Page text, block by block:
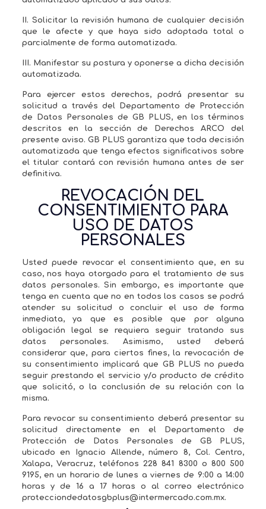
II. Solicitar la revisión humana de cualquier decisión
que le afecte y que haya sido adoptada total o
parcialmente de forma automatizada.
III. Manifestar su postura y oponerse a dicha decisión
automatizada.
Para ejercer estos derechos, podrá presentar su
solicitud a través del Departamento de Protección
de Datos Personales de GB PLUS, en los términos
descritos en la sección de Derechos ARCO del
presente aviso. GB PLUS garantiza que toda decisión
automatizada que tenga efectos significativos sobre
el titular contará con revisión humana antes de ser
definitiva.
REVOCACIÓN DEL
CONSENTIMIENTO PARA
USO DE DATOS
PERSONALES
Usted puede revocar el consentimiento que, en su
caso, nos haya otorgado para el tratamiento de sus
datos personales. Sin embargo, es importante que
tenga en cuenta que no en todos los casos se podrá
atender su solicitud o concluir el uso de forma
inmediata, ya que es posible que por alguna
obligación legal se requiera seguir tratando sus
datos personales. Asimismo, usted deberá
considerar que, para ciertos fines, la revocación de
su consentimiento implicará que GB PLUS no pueda
seguir prestando el servicio y/o producto de crédito
que solicitó, o la conclusión de su relación con la
misma.
Para revocar su consentimiento deberá presentar su
solicitud directamente en el Departamento de
Protección de Datos Personales de GB PLUS,
ubicado en Ignacio Allende, número 8, Col. Centro,
Xalapa, Veracruz, teléfonos 228 841 8300 o 800 500
9195, en un horario de lunes a viernes de 9:00 a 14:00
horas y de 16 a 17 horas o al correo electrónico
protecciondedatosgbplus@intermercado.com.mx.